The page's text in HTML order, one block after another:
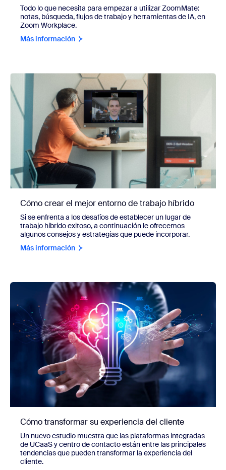
Todo lo que necesita para empezar a utilizar ZoomMate:
notas, búsqueda, flujos de trabajo y herramientas de IA, en
Zoom Workplace.
Más información
Cómo crear el mejor entorno de trabajo híbrido
Si se enfrenta a los desafíos de establecer un lugar de
trabajo híbrido exitoso, a continuación le ofrecemos
algunos consejos y estrategias que puede incorporar.
Más información
Cómo transformar su experiencia del cliente
Un nuevo estudio muestra que las plataformas integradas
de UCaaS y centro de contacto están entre las principales
tendencias que pueden transformar la experiencia del
cliente.